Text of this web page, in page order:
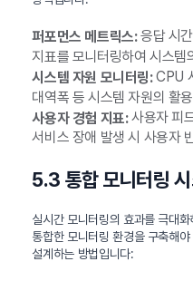
퍼포먼스 메트릭스:응답 시
지표를 모니터링하여 시스템
시스템 자원 모니터링:CPU
대역폭 등 시스템 자원의 활
사용자 경험 지표:사용자 피
서비스 장애 발생 시 사용자
5.3 통합 모니터링 시
실시간 모니터링의 효과를 극대
통합한 모니터링 환경을 구축해
설계하는 방법입니다: